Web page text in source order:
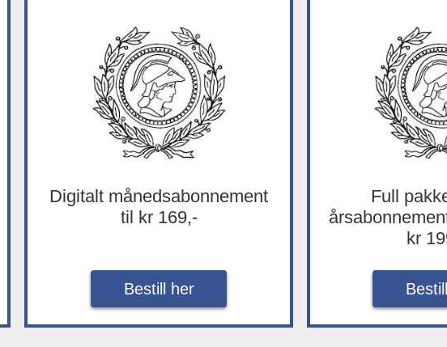
Digitalt månedsabonnement
til kr 169,-
Bestill her
Full
kr